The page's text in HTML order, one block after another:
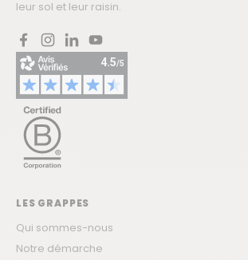
leur sol et leur raisin.
FacebookInstagram
LinkedInYouTube
LES GRAPPES
Qui sommes-nous
Notre démarche